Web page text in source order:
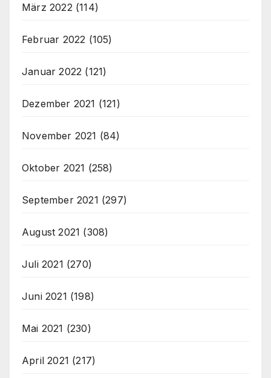
März 2022 (114)
Februar 2022 (105)
Januar 2022 (121)
Dezember 2021 (121)
November 2021 (84)
Oktober 2021 (258)
September 2021 (297)
August 2021 (308)
Juli 2021 (270)
Juni 2021 (198)
Mai 2021 (230)
April 2021 (217)